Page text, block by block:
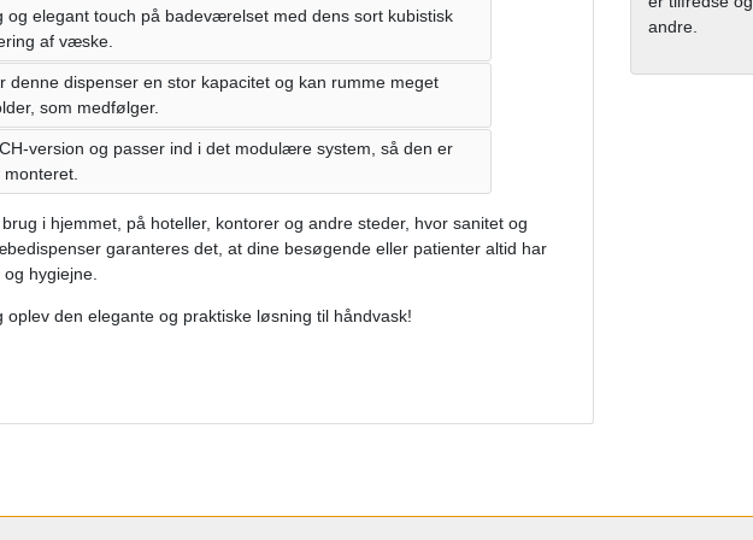
og elegant touch på badeværelset med dens sort kubistisk
af væske.
denne dispenser en stor kapacitet og kan rumme meget
som medfølger.
version og passer ind i det modulære system, så den er
i hjemmet, på hoteller, kontorer og andre steder, hvor sanitet og
garanteres det, at dine besøgende eller patienter altid har
hygiejne.
den elegante og praktiske løsning til håndvask!
andre.